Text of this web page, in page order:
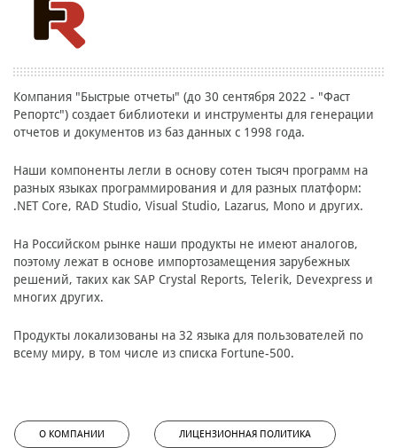
Компания "Быстрые отчеты" (до 30 сентября 2022 - "Фаст
Репортс") создает библиотеки и инструменты для генерации
отчетов и документов из баз данных c 1998 года.
Наши компоненты легли в основу сотен тысяч программ на
разных языках программирования и для разных платформ:
.NET Core, RAD Studio, Visual Studio, Lazarus, Mono и других.
На Российском рынке наши продукты не имеют аналогов,
поэтому лежат в основе импортозамещения зарубежных
решений, таких как SAP Crystal Reports, Telerik, Devexpress и
многих других.
Продукты локализованы на 32 языка для пользователей по
всему миру, в том числе из списка Fortune-500.
О КОМПАНИИ ЛИЦЕНЗИОННАЯ ПОЛИТИКА